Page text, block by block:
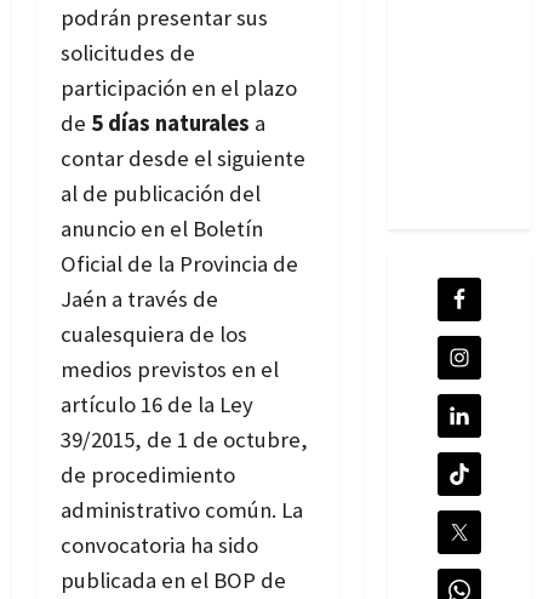
podrán presentar sus
solicitudes de
participación en el plazo
de 5 días naturales a
contar desde el siguiente
al de publicación del
anuncio en el Boletín
Oficial de la Provincia de
Jaén a través de
cualesquiera de los
medios previstos en el
artículo 16 de la Ley
39/2015, de 1 de octubre,
de procedimiento
administrativo común. La
convocatoria ha sido
publicada en el BOP de